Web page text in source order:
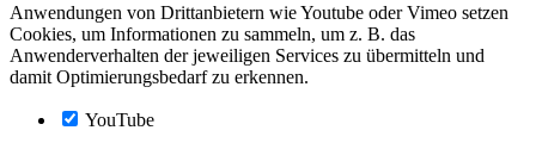
Anwendungen von Drittanbietern wie Youtube oder Vimeo setzen
Cookies, um Informationen zu sammeln, um z. B. das
Anwenderverhalten der jeweiligen Services zu übermitteln und
damit Optimierungsbedarf zu erkennen.
YouTube